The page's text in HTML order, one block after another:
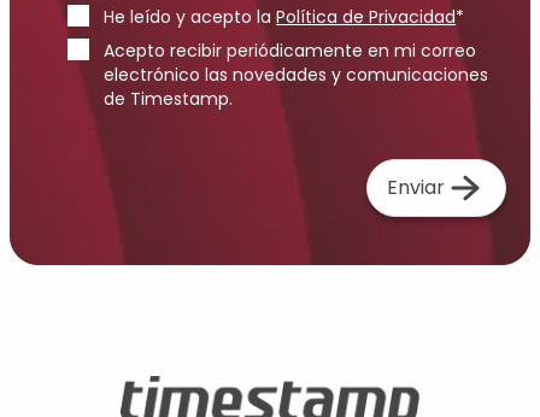
He leído y acepto la Política de Privacidad*
Acepto recibir periódicamente en mi correo
electrónico las novedades y comunicaciones
de Timestamp.
Enviar